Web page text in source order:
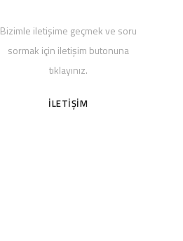
Bizimle iletişime geçmek ve soru
sormak için iletişim butonuna
tıklayınız.
İLETİŞİM